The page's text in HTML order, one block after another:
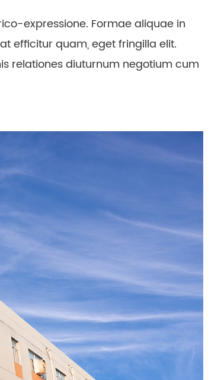
expressione. Formae aliquae in
efficitur quam, eget fringilla elit.
relationes diuturnum negotium cum